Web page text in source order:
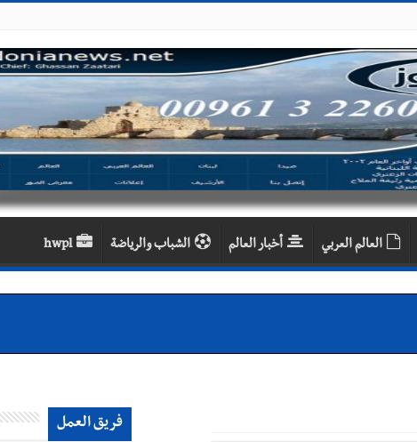
العالم العربي أخبار العالم الشباب والرياضة hwpl
فريق العمل